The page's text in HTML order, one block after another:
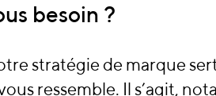
besoin ?
stratégie de marque
ressemble. Il s’agit,